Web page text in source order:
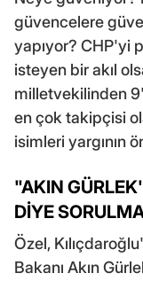
güvencelere
yapıyor? CHP'yi
isteyen bir akıl
milletvekilinden
en çok takipçisi
isimleri yargının
"AKIN
DİYE
Özel,
Bakanı Akın